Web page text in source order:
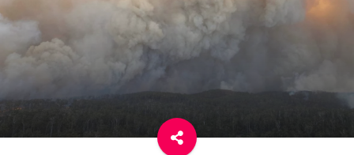
شیک پوشی
دکوراسیون و چیدمان
رستوران گردی
سفر و گردشگری